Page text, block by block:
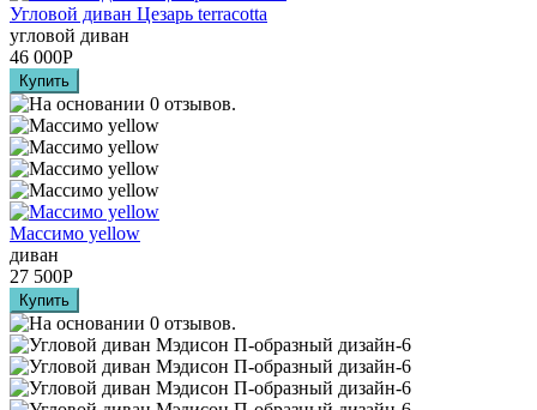
Угловой диван Цезарь terracotta
угловой диван
46 000Р
Массимо yellow
диван
27 500Р